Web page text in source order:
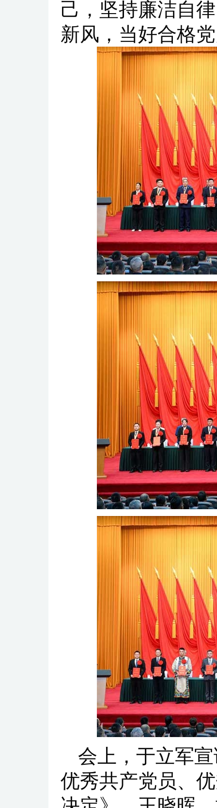
己，坚持廉洁自
新风，当好合格
会上，于立军
优秀共产党员、